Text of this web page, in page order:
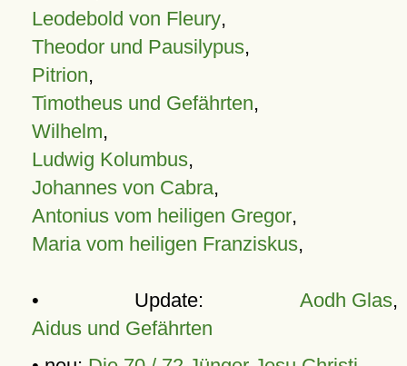
Leodebold von Fleury,
Theodor und Pausilypus,
Pitrion,
Timotheus und Gefährten,
Wilhelm,
Ludwig Kolumbus,
Johannes von Cabra,
Antonius vom heiligen Gregor,
Maria vom heiligen Franziskus,
• Update: Aodh Glas,
Aidus und Gefährten